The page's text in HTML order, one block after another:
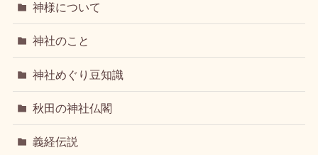
神様について
神社のこと
神社めぐり豆知識
秋田の神社仏閣
義経伝説